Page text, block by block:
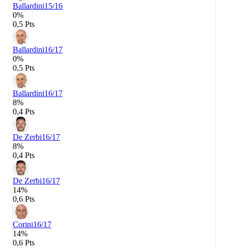
Ballardini15/16
0%
0,5 Pts
Ballardini16/17
0%
0,5 Pts
Ballardini16/17
8%
0,4 Pts
De Zerbi16/17
8%
0,4 Pts
De Zerbi16/17
14%
0,6 Pts
Corini16/17
14%
0,6 Pts